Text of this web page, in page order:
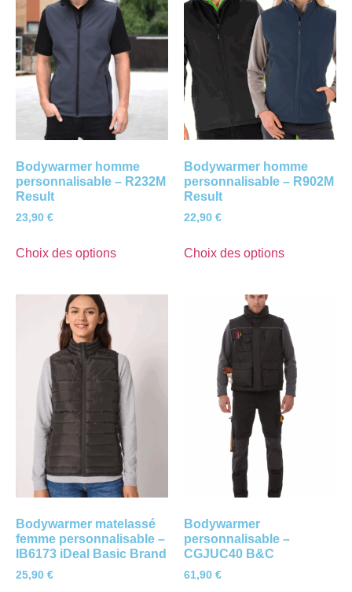
Bodywarmer homme
personnalisable – R232M
Result
23,90 €
Choix des options
Bodywarmer homme
personnalisable – R902M
Result
22,90 €
Choix des options
Bodywarmer matelassé
femme personnalisable –
IB6173 iDeal Basic Brand
25,90 €
Bodywarmer
personnalisable –
CGJUC40 B&C
61,90 €